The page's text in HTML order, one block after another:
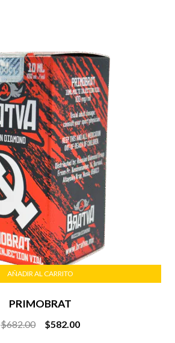
PRIMOBRAT
$682.00
Original
$582.00Current
AÑADIR AL CARRITO